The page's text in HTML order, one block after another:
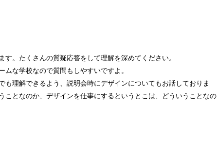
す。たくさんの質疑応答をして理解を深めてください。
ムな学校なので質問もしやすいですよ。
も理解できるよう、説明会時にデザインについてもお話しておりま
ことなのか、デザインを仕事にするというとこは、どういうことなの